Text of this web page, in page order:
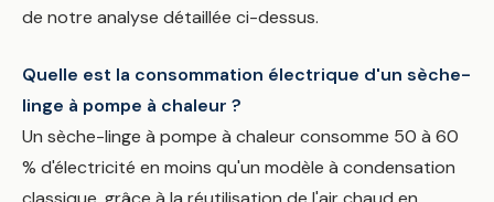
de notre analyse détaillée ci-dessus.
Quelle est la consommation électrique d'un sèche-
linge à pompe à chaleur ?
Un sèche-linge à pompe à chaleur consomme 50 à 60
% d'électricité en moins qu'un modèle à condensation